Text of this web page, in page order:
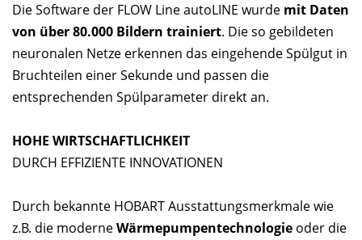
Die Software der FLOW Line autoLINE wurde mit Daten
von über 80.000 Bildern trainiert. Die so gebildeten
neuronalen Netze erkennen das eingehende Spülgut in
Bruchteilen einer Sekunde und passen die
entsprechenden Spülparameter direkt an.
HOHE WIRTSCHAFTLICHKEIT
DURCH EFFIZIENTE INNOVATIONEN
Durch bekannte HOBART Ausstattungsmerkmale wie
z.B. die moderneWärmepumpentechnologie oder die